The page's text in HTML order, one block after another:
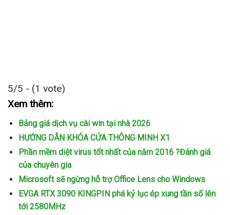
5/5 - (1 vote)
Xem thêm:
Bảng giá dịch vụ cài win tại nhà 2026
HƯỚNG DẪN KHÓA CỬA THÔNG MINH X1
Phần mềm diệt virus tốt nhất của năm 2016 ?Đánh giá
của chuyên gia
Microsoft sẽ ngừng hỗ trợ Office Lens cho Windows
EVGA RTX 3090 KINGPIN phá kỷ lục ép xung tần số lên
tới 2580MHz